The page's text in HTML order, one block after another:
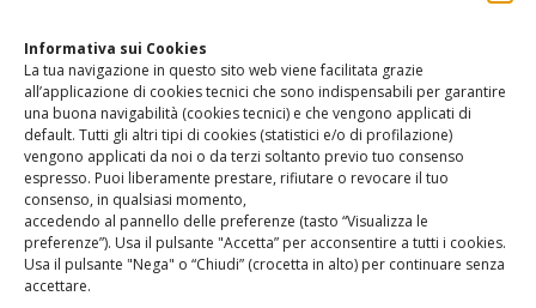
Informativa sui Cookies
La tua navigazione in questo sito web viene facilitata grazie
all’applicazione di cookies tecnici che sono indispensabili per garantire
una buona navigabilità (cookies tecnici) e che vengono applicati di
default. Tutti gli altri tipi di cookies (statistici e/o di profilazione)
vengono applicati da noi o da terzi soltanto previo tuo consenso
espresso. Puoi liberamente prestare, rifiutare o revocare il tuo
consenso, in qualsiasi momento,
accedendo al pannello delle preferenze (tasto “Visualizza le
preferenze”). Usa il pulsante "Accetta” per acconsentire a tutti i cookies.
Usa il pulsante "Nega" o “Chiudi” (crocetta in alto) per continuare senza
accettare.
www.odg.toscana.it – testata registrata presso il Tribunale di
Firenze al nr. 5208 dell’ 08.10.2002. Direttore responsabile:
Giampaolo Marchini – C.F. 80005790482
LINK UTILI
PagoPA
Privacy Policy